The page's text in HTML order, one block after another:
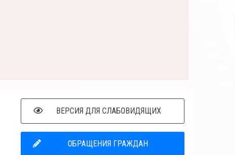
ВЕРСИЯ ДЛЯ СЛАБОВИДЯЩИХ
ОБРАЩЕНИЯ ГРАЖДАН